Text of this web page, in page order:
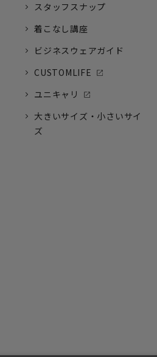
スタッフスナップ
着こなし講座
ビジネスウェアガイド
CUSTOMLIFE
ユニキャリ
大きいサイズ・小さいサイ
ズ